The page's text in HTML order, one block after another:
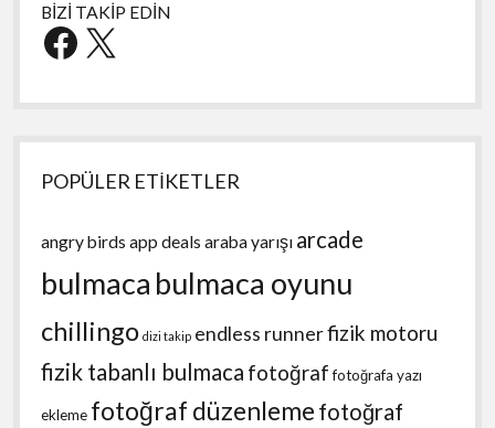
BİZİ TAKİP EDİN
Facebook
X
POPÜLER ETİKETLER
angry birds app deals araba yarışı arcade
bulmaca bulmaca oyunu
chillingo dizi takip endless runnerfizik motoru
fizik tabanlı bulmaca fotoğraf fotoğrafa yazı
ekleme fotoğraf düzenleme fotoğraf